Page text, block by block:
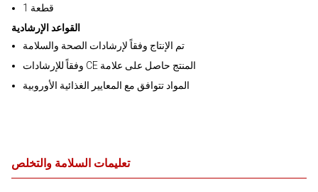
قطعة 1
القواعد الإرشادية
تم الإنتاج وفقاً لإرشادات الصحة والسلامة
وفقاً للإرشادات CE المنتج حاصل على علامة
المواد تتوافق مع المعايير الغذائية الأوروبية
تعليمات السلامة والتخلص